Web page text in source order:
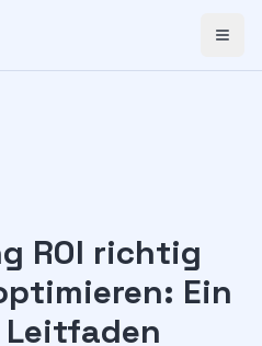
ROI richtig
Ein